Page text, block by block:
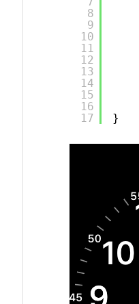
8
9
10
11
12
13
14
15
16
17
}